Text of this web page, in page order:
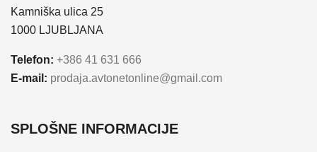
Kamniška ulica 25
1000 LJUBLJANA
Telefon: +386 41 631 666
E-mail: prodaja.avtonetonline@gmail.com
SPLOŠNE INFORMACIJE